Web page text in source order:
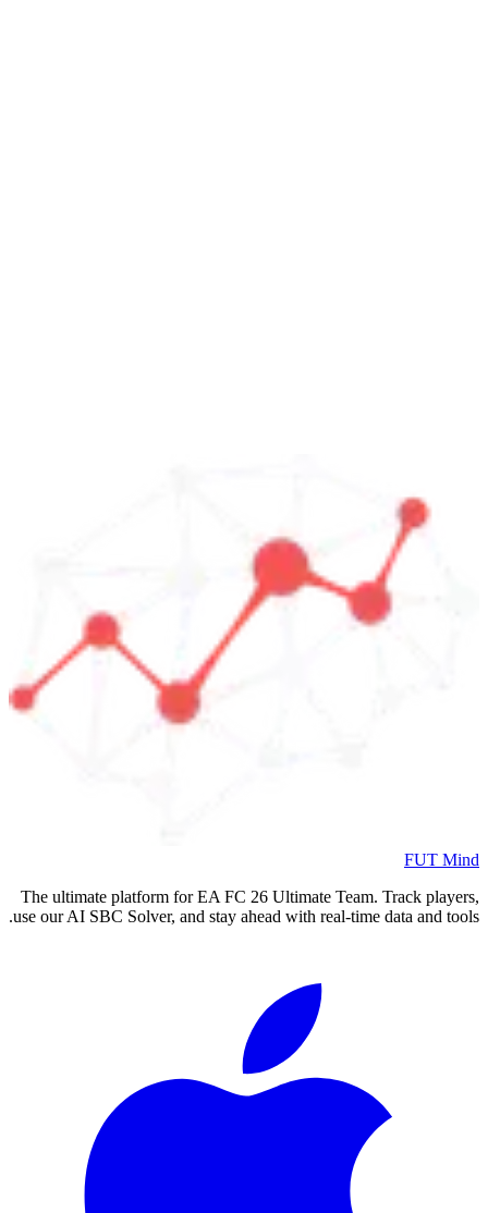
FUT Mind
The ultimate platform for EA FC 26 Ultimate Team. Track players,
use our AI SBC Solver, and stay ahead with real-time data and tools.